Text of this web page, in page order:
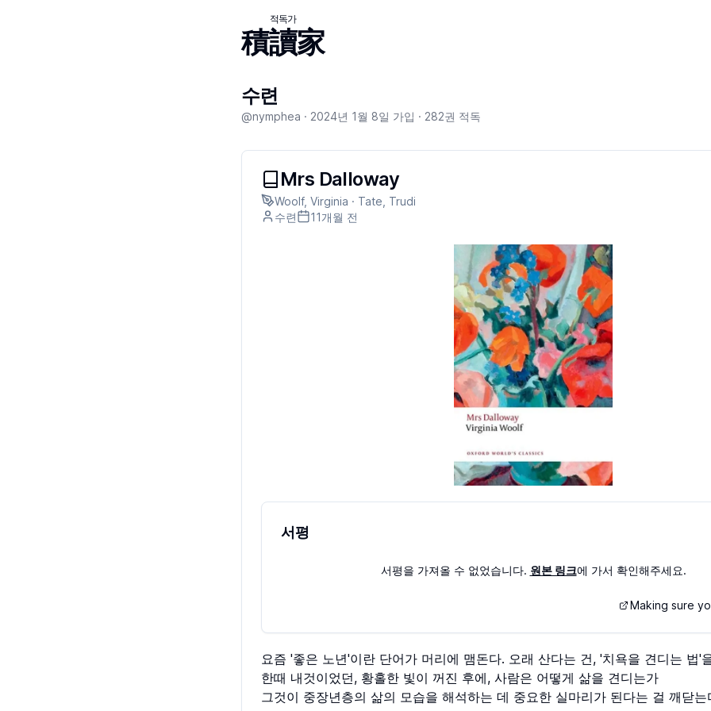
積讀家
적독가
수련
@nymphea · 2024년 1월 8일 가입 · 282권 적독
Mrs Dalloway
Woolf, Virginia · Tate, Trudi
수련
11개월 전
서평
서평을 가져올 수 없었습니다. 원본 링크에 가서 확인해주세요.
Making sure
요즘 '좋은 노년'이란 단어가 머리에 맴돈다. 오래 산다는 건, '치욕을 견디는 법'
한때 내것이었던, 황홀한 빛이 꺼진 후에, 사람은 어떻게 삶을 견디는가
그것이 중장년층의 삶의 모습을 해석하는 데 중요한 실마리가 된다는 걸 깨닫는